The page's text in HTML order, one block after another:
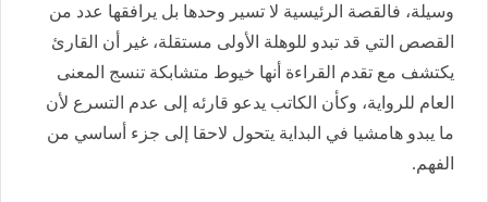
وسيلة، فالقصة الرئيسية لا تسير وحدها بل يرافقها عدد من
القصص التي قد تبدو للوهلة الأولى مستقلة، غير أن القارئ
يكتشف مع تقدم القراءة أنها خيوط متشابكة تنسج المعنى
العام للرواية، وكأن الكاتب يدعو قارئه إلى عدم التسرع لأن
ما يبدو هامشيا في البداية يتحول لاحقا إلى جزء أساسي من
الفهم.